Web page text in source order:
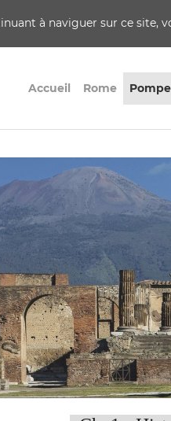
à naviguer sur ce site,
Accueil Rome